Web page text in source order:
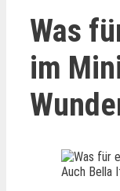
Was
im
Auch Bella